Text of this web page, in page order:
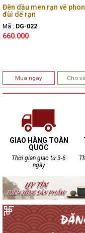
Đèn dầu men rạn vẽ
đùi dế rạn
Mã : DG-022
660.000
Mua ngay Cho
GIAO HÀNG TOÀN
QUỐC
Thời gian giao từ 3-6
ngày